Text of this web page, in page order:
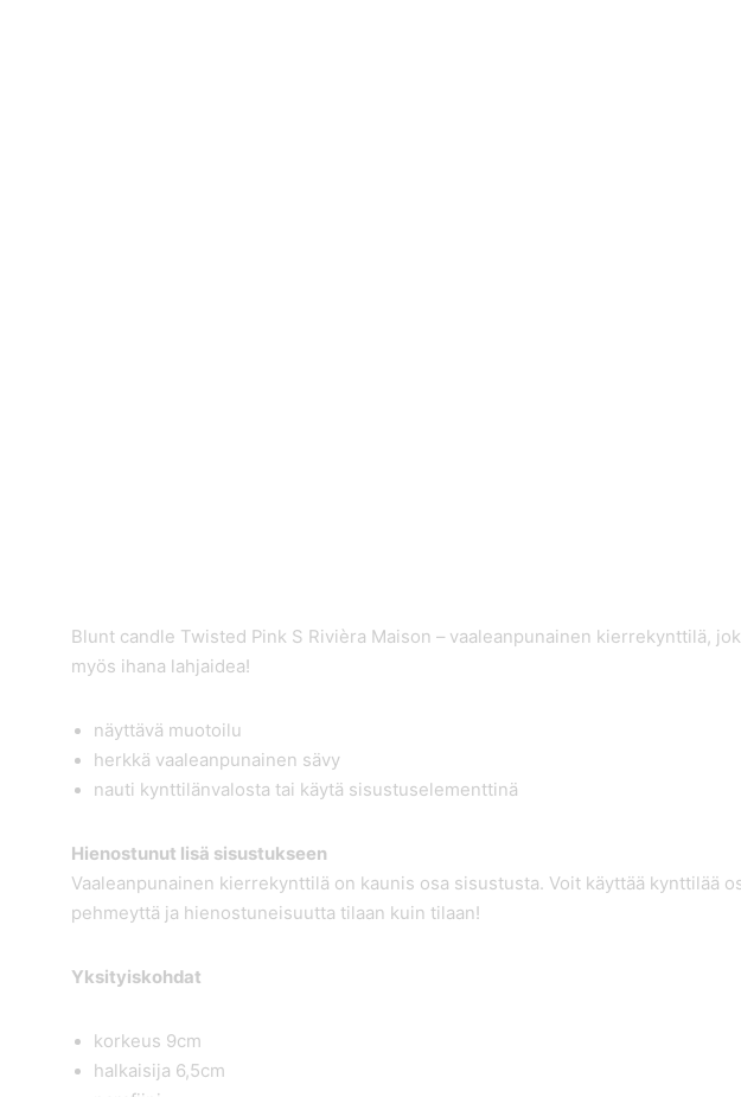
Blunt candle Twisted Pink S Rivièra Maison – vaaleanpunainen kierrekynttilä,
myös ihana lahjaidea!
näyttävä muotoilu
herkkä vaaleanpunainen sävy
nauti kynttilänvalosta tai käytä sisustuselementtinä
Hienostunut lisä sisustukseen
Vaaleanpunainen kierrekynttilä on kaunis osa sisustusta. Voit käyttää kynttilää
pehmeyttä ja hienostuneisuutta tilaan kuin tilaan!
Yksityiskohdat
korkeus 9cm
halkaisija 6,5cm